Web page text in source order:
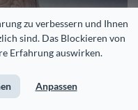
zu verbessern und Ihnen
sind. Das Blockieren von
Erfahrung auswirken.
Anpassen